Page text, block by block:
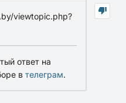
viewtopic.php?
ответ на
в телеграм.